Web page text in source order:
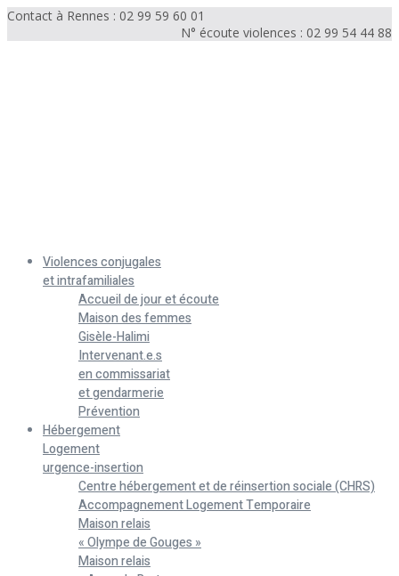
Contact à Rennes : 02 99 59 60 01
N° écoute violences : 02 99 54 44 88
Violences conjugales
et intrafamiliales
Accueil de jour et écoute
Maison des femmes
Gisèle-Halimi
Intervenant.e.s
en commissariat
et gendarmerie
Prévention
Hébergement
Logement
urgence-insertion
Centre hébergement et de réinsertion sociale (CHRS)
Accompagnement Logement Temporaire
Maison relais
« Olympe de Gouges »
Maison relais